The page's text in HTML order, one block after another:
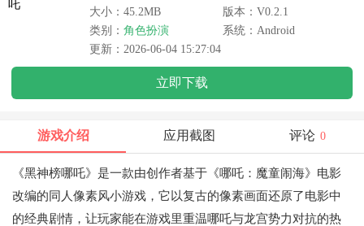
大小：45.2MB
版本：V0.2.1
类别： 角色扮演
系统：Android
更新：2026-06-04 15:27:04
立即下载
游戏介绍 应用截图 评论 0
《黑神榜哪吒》是一款由创作者基于《哪吒：魔童闹海》电影
改编的同人像素风小游戏，它以复古的像素画面还原了电影中
的经典剧情，让玩家能在游戏里重温哪吒与龙宫势力对抗的热